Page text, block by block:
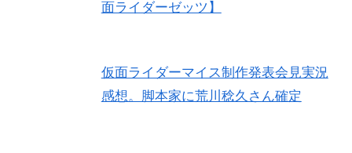
面ライダーゼッツ】
仮面ライダーマイス制作発表会見実況
感想。脚本家に荒川稔久さん確定